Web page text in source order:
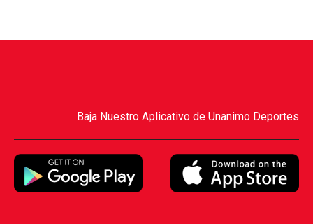
Baja Nuestro Aplicativo de Unanimo Deportes